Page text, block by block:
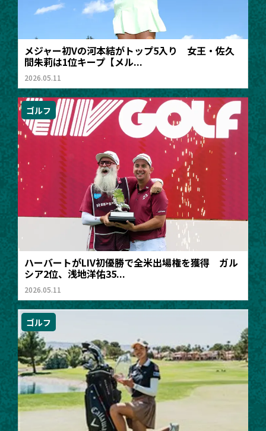
メジャー初Vの河本結がトップ5入り 女王・佐久
間朱莉は1位キープ【メル...
2026.05.11
ゴルフ
ハーバートがLIV初優勝で全米出場権を獲得 ガル
シア2位、浅地洋佑35...
2026.05.11
ゴルフ